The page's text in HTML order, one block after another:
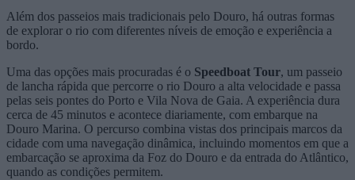
Além dos passeios mais tradicionais pelo Douro, há outras formas
de explorar o rio com diferentes níveis de emoção e experiência a
bordo.
Uma das opções mais procuradas é o Speedboat Tour, um passeio
de lancha rápida que percorre o rio Douro a alta velocidade e passa
pelas seis pontes do Porto e Vila Nova de Gaia. A experiência dura
cerca de 45 minutos e acontece diariamente, com embarque na
Douro Marina. O percurso combina vistas dos principais marcos da
cidade com uma navegação dinâmica, incluindo momentos em que a
embarcação se aproxima da Foz do Douro e da entrada do Atlântico,
quando as condições permitem.